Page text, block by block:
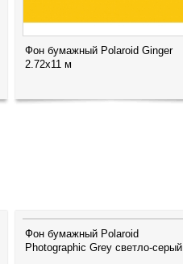
Фон бумажный Polaroid Ginger
2.72x11 м
Фон бумажный Polaroid
Photographic Grey светло-серый